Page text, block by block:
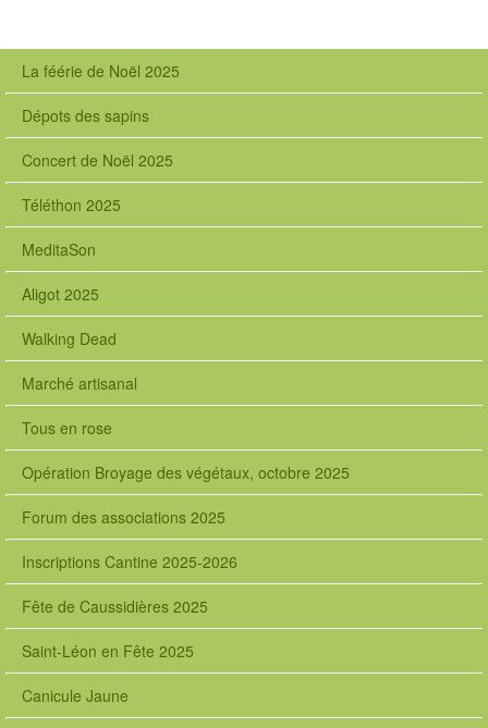
La féérie de Noël 2025
Dépots des sapins
Concert de Noël 2025
Téléthon 2025
MeditaSon
Aligot 2025
Walking Dead
Marché artisanal
Tous en rose
Opération Broyage des végétaux, octobre 2025
Forum des associations 2025
Inscriptions Cantine 2025-2026
Fête de Caussidières 2025
Saint-Léon en Fête 2025
Canicule Jaune